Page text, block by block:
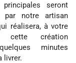
principales seront
par notre artisan
réalisera, à votre
cette création
minutes
livrer.